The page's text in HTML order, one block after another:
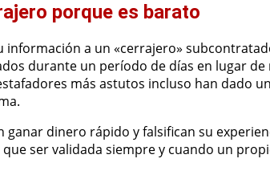
porque es barato
a un «cerrajero»
durante un período de días en lugar de
más astutos incluso han dado
ganar dinero rápido y falsifican su
ser validada siempre y cuando un